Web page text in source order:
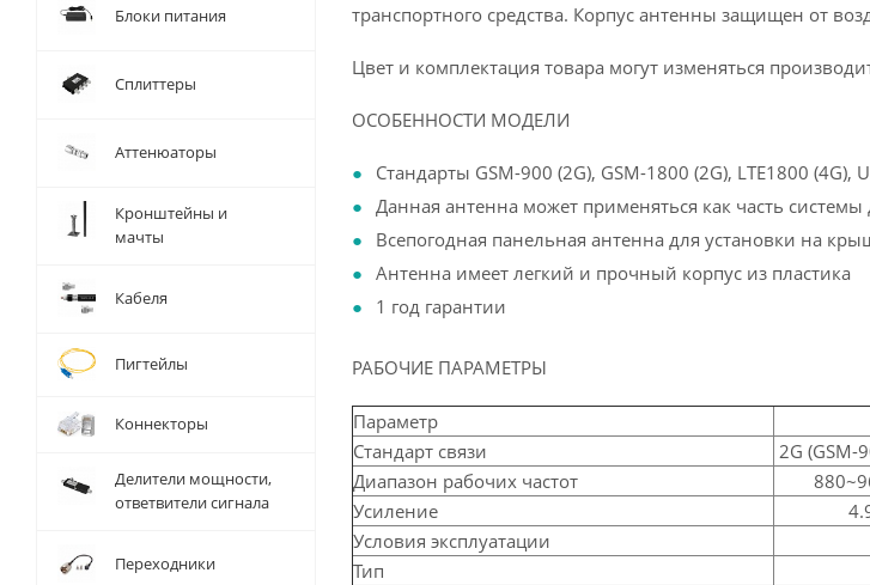
транспортного средства. Корпус антенны защищен от
Цвет и комплектация товара могут изменяться
ОСОБЕННОСТИ МОДЕЛИ
Стандарты GSM-900 (2G), GSM-1800 (2G), LTE1800 (4G),
Данная антенна может применяться как часть
Всепогодная панельная антенна для установки на
Антенна имеет легкий и прочный корпус из пластика
1 год гарантии
РАБОЧИЕ ПАРАМЕТРЫ
Параметр
Стандарт связи
2G (GSM-
Диапазон рабочих частот
Усиление
Условия эксплуатации
Тип
Блоки питания
Сплиттеры
Аттенюаторы
Кронштейны и
мачты
Кабеля
Пигтейлы
Коннекторы
Делители мощности,
ответвители сигнала
Переходники